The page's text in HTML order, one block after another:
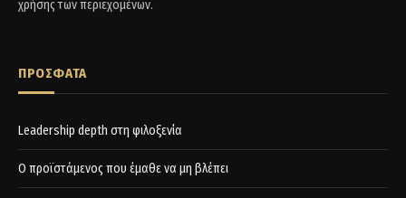
χρήσης των περιεχομένων.
ΠΡΟΣΦΑΤΑ
Leadership depth στη φιλοξενία
Ο προϊστάμενος που έμαθε να μη βλέπει